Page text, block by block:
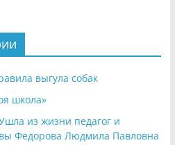
выгула собак
школа»
из жизни педагог и
Федорова Людмила Павловна